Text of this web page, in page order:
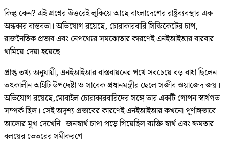
কিন্তু কেন? এই প্রশ্নের উত্তরেই লুকিয়ে আছে বাংলাদেশের রাষ্ট্রব্যবস্থার এক
অন্ধকার বাস্তবতা। অভিযোগ রয়েছে, চোরাকারবারি সিন্ডিকেটের চাপ,
রাজনৈতিক প্রভাব এবং নেপথ্যের সমঝোতার কারণেই এনইআইআর বারবার
থামিয়ে দেয়া হয়েছে।
প্রাপ্ত তথ্য অনুযায়ী, এনইআইআর বাস্তবায়নের পথে সবচেয়ে বড় বাধা ছিলেন
তৎকালীন আইটি উপদেষ্টা ও সাবেক প্রধানমন্ত্রীর ছেলে সজীব ওয়াজেদ জয়।
অভিযোগ রয়েছে,মোবাইল চোরাকারবারিদের সঙ্গে তার একটি গোপন স্বার্থগত
সম্পর্ক ছিল। সেই অদৃশ্য প্রভাবের কারণেই এনইআইআর কখনো পূর্ণাঙ্গভাবে
আলোর মুখ দেখেনি। জনস্বার্থ চাপা পড়ে গিয়েছিল ব্যক্তি স্বার্থ এবং ক্ষমতার
বলয়ের ভেতরের সমীকরণে।